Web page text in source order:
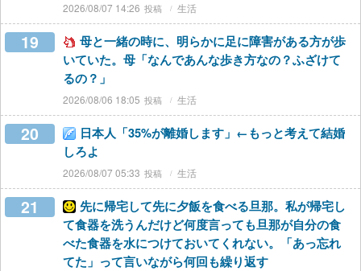
2026/08/07 14:26 生活
19
母と一緒の時に、明らかに足に障害がある方が歩
いていた。母「なんであんな歩き方なの？ふざけて
るの？」
2026/08/06 18:05 生活
20
日本人「35%が離婚します」←もっと考えて結婚
しろよ
2026/08/07 05:33 生活
21
先に帰宅して先に夕飯を食べる旦那。私が帰宅し
て食器を洗うんだけど何度言っても旦那が自分の食
べた食器を水につけておいてくれない。「あっ忘れ
てた」って言いながら何回も繰り返す